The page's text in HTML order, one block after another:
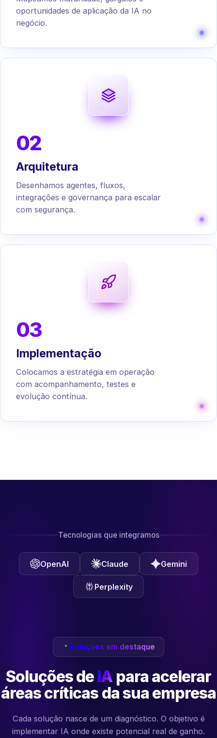
oportunidades de aplicação da IA no
negócio.
02
Arquitetura
Desenhamos agentes, fluxos,
integrações e governança para escalar
com segurança.
03
Implementação
Colocamos a estratégia em operação
com acompanhamento, testes e
evolução contínua.
Tecnologias que integramos
OpenAI Claude Gemini
Perplexity
Soluções em destaque
Soluções de IA para acelerar
áreas críticas da sua empresa
Cada solução nasce de um diagnóstico. O objetivo é
implementar IA onde existe potencial real de ganho.